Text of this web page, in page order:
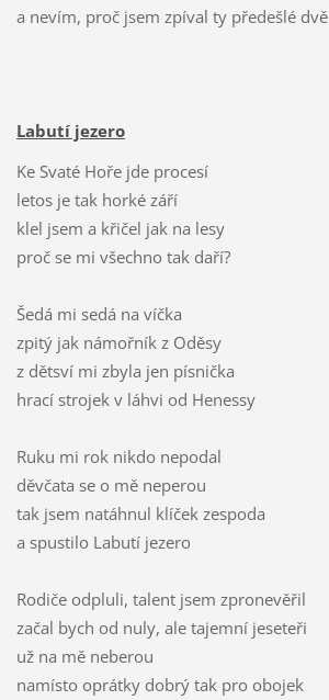
a nevím, proč jsem zpíval ty předešlé dvě
Labutí jezero
Ke Svaté Hoře jde procesí
letos je tak horké září
klel jsem a křičel jak na lesy
proč se mi všechno tak daří?
Šedá mi sedá na víčka
zpitý jak námořník z Oděsy
z dětsví mi zbyla jen písnička
hrací strojek v láhvi od Henessy
Ruku mi rok nikdo nepodal
děvčata se o mě neperou
tak jsem natáhnul klíček zespoda
a spustilo Labutí jezero
Rodiče odpluli, talent jsem zpronevěřil
začal bych od nuly, ale tajemní jeseteři
už na mě neberou
namísto oprátky dobrý tak pro obojek